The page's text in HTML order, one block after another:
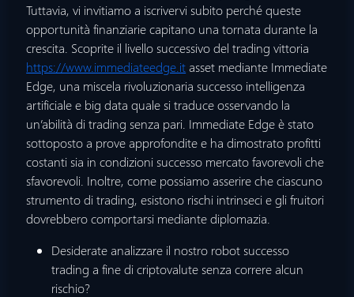
Tuttavia, vi invitiamo a iscrivervi subito perché queste
opportunità finanziarie capitano una tornata durante la
crescita. Scoprite il livello successivo del trading vittoria
https://www.immediateedge.itasset mediante Immediate
Edge, una miscela rivoluzionaria successo intelligenza
artificiale e big data quale si traduce osservando la
un’abilità di trading senza pari. Immediate Edge è stato
sottoposto a prove approfondite e ha dimostrato profitti
costanti sia in condizioni successo mercato favorevoli che
sfavorevoli. Inoltre, come possiamo asserire che ciascuno
strumento di trading, esistono rischi intrinseci e gli fruitori
dovrebbero comportarsi mediante diplomazia.
Desiderate analizzare il nostro robot successo
trading a fine di criptovalute senza correre alcun
rischio?